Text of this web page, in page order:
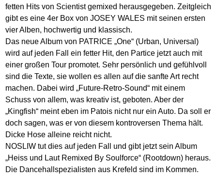
fetten Hits von Scientist gemixed herausgegeben. Zeitgleich
gibt es eine 4er Box von JOSEY WALES mit seinen ersten
vier Alben, hochwertig und klassisch.
Das neue Album von PATRICE „One“ (Urban, Universal)
wird auf jeden Fall ein fetter Hit, den Partice jetzt auch mit
einer großen Tour promotet. Sehr persönlich und gefühlvoll
sind die Texte, sie wollen es allen auf die sanfte Art recht
machen. Dabei wird „Future-Retro-Sound“ mit einem
Schuss von allem, was kreativ ist, geboten. Aber der
„Kingfish“ meint eben im Patois nicht nur ein Auto. Da soll er
doch sagen, was er von diesem kontroversen Thema hält.
Dicke Hose alleine reicht nicht.
NOSLIW tut dies auf jeden Fall und gibt jetzt sein Album
„Heiss und Laut Remixed By Soulforce“ (Rootdown) heraus.
Die Dancehallspezialisten aus Krefeld sind im Kommen.